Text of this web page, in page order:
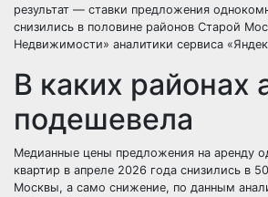
результат — ставки предложения
снизились в половине районов Старой
Недвижимости» аналитики сервиса
В каких районах
подешевела
Медианные цены предложения на аренду
квартир в апреле 2026 года снизились в
Москвы, а само снижение, по данным